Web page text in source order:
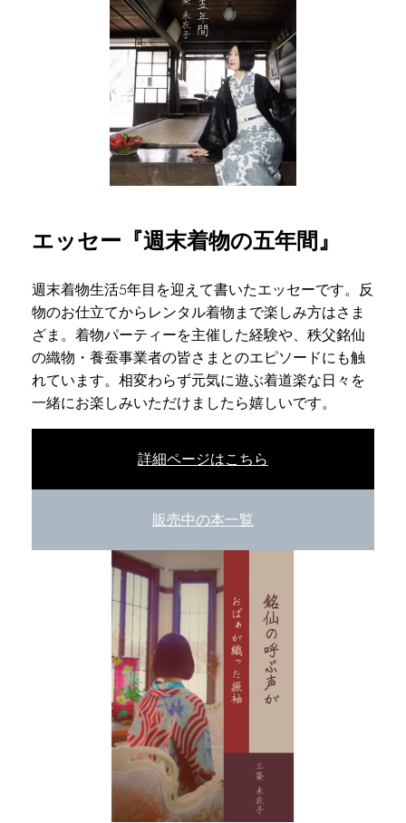
エッセー『週末着物の五年間』
週末着物生活5年目を迎えて書いたエッセーです。反
物のお仕立てからレンタル着物まで楽しみ方はさま
ざま。着物パーティーを主催した経験や、秩父銘仙
の織物・養蚕事業者の皆さまとのエピソードにも触
れています。相変わらず元気に遊ぶ着道楽な日々を
一緒にお楽しみいただけましたら嬉しいです。
詳細ページはこちら
販売中の本一覧